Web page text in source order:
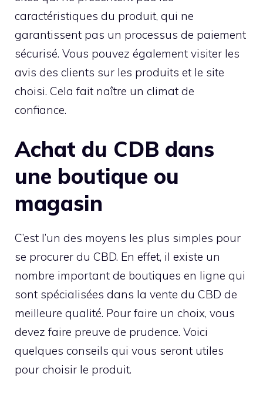
caractéristiques du produit, qui ne
garantissent pas un processus de paiement
sécurisé. Vous pouvez également visiter les
avis des clients sur les produits et le site
choisi. Cela fait naître un climat de
confiance.
Achat du CDB dans
une boutique ou
magasin
C’est l’un des moyens les plus simples pour
se procurer du CBD. En effet, il existe un
nombre important de boutiques en ligne qui
sont spécialisées dans la vente du CBD de
meilleure qualité. Pour faire un choix, vous
devez faire preuve de prudence. Voici
quelques conseils qui vous seront utiles
pour choisir le produit.